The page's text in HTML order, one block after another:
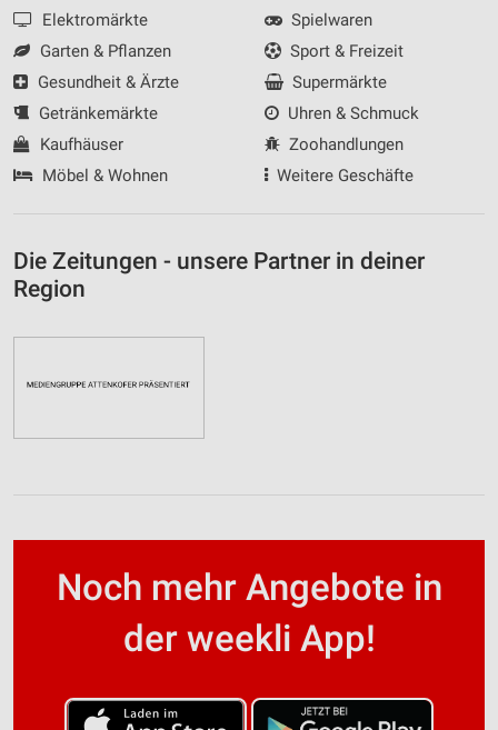
Elektromärkte
Garten & Pflanzen
Gesundheit & Ärzte
Getränkemärkte
Kaufhäuser
Möbel & Wohnen
Spielwaren
Sport & Freizeit
Supermärkte
Uhren & Schmuck
Zoohandlungen
Weitere Geschäfte
Die Zeitungen - unsere Partner in deiner
Region
Noch mehr Angebote in
der weekli App!